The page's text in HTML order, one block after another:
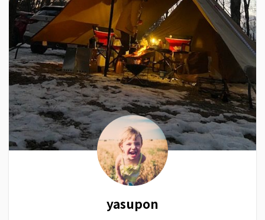
yasupon